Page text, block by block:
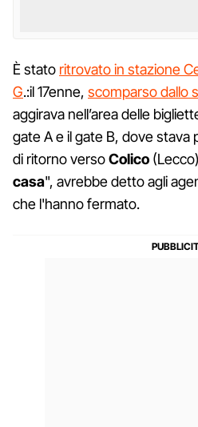
È stato ritrovato in stazione
G.:il 17enne, scomparso dallo
aggirava nell’area delle
gate A e il gate B, dove stava
di ritorno versoColico
casa", avrebbe detto agli
che l'hanno fermato.